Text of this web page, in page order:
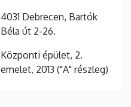
4031 Debrecen, Bartók
Béla út 2-26.
Központi épület, 2.
emelet, 2013 ("A" részleg)